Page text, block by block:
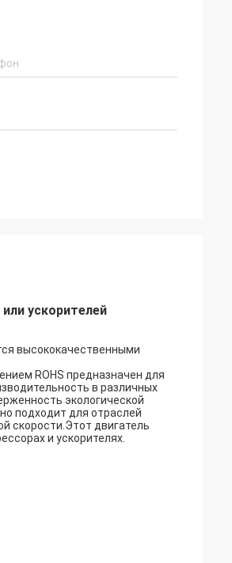
ускорителей
высококачественными
ROHS предназначен для
в различных
экологической
подходит для отраслей
скорости.Этот двигатель
и ускорителях.